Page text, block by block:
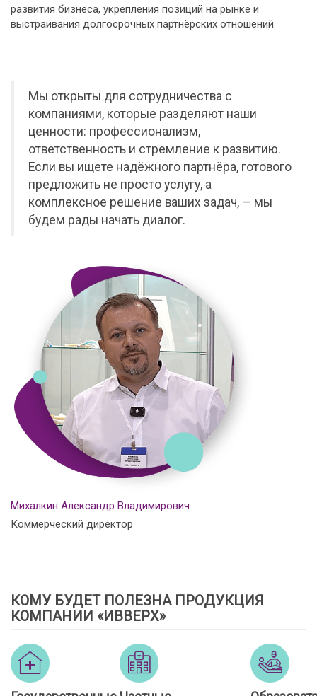
развития бизнеса, укрепления позиций на рынке и
выстраивания долгосрочных партнёрских отношений
Мы открыты для сотрудничества с
компаниями, которые разделяют наши
ценности: профессионализм,
ответственность и стремление к развитию.
Если вы ищете надёжного партнёра, готового
предложить не просто услугу, а
комплексное решение ваших задач, — мы
будем рады начать диалог.
Михалкин Александр Владимирович
Коммерческий директор
КОМУ БУДЕТ ПОЛЕЗНА ПРОДУКЦИЯ
КОМПАНИИ «ИВВЕРХ»